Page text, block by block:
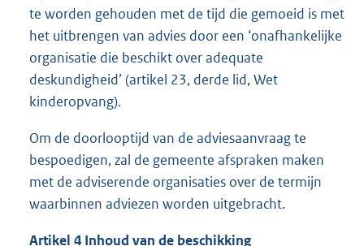
te worden gehouden met de tijd die gemoeid is met
het uitbrengen van advies door een ‘onafhankelijke
organisatie die beschikt over adequate
deskundigheid’ (artikel 23, derde lid, Wet
kinderopvang).
Om de doorlooptijd van de adviesaanvraag te
bespoedigen, zal de gemeente afspraken maken
met de adviserende organisaties over de termijn
waarbinnen adviezen worden uitgebracht.
Artikel 4 Inhoud van de beschikking